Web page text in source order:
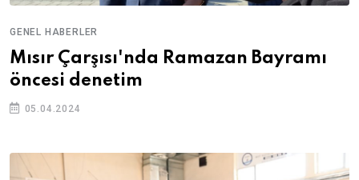
GENEL HABERLER
Mısır Çarşısı'nda Ramazan Bayramı
öncesi denetim
05.04.2024